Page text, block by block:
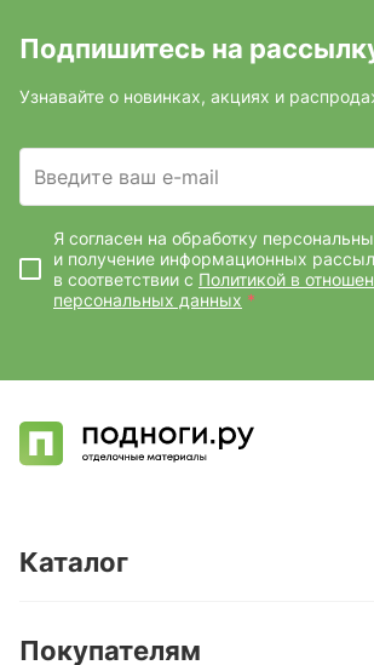
Подпишитесь на
Узнавайте о новинках, акциях и
Введите ваш e-mail
Я согласен на обработку
и получение информационных
в соответствии с Политикой в
персональных данных *
Каталог
Кварц-винил и LVT-плитка
Покупателям